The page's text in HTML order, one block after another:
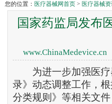
您的位置： 医疗器械网首页 > 医疗器械
国家药监局发布
www.ChinaMedevice.cn
为进一步加强医疗
录》动态调整工作，
分类规则》等相关文